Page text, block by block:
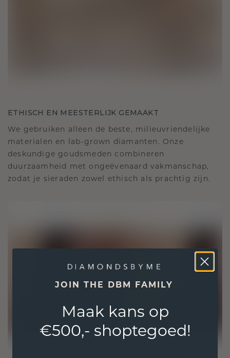
ETHISCH EN MEESTERLIJK GEMAAKT
We gebruiken alleen de beste, milieuvriendelijke
materialen en lab-grown diamanten. Onze
deskundige goudsmeden combineren
duurzaamheid met ongeëvenaard vakmanschap,
zodat je sieraden zowel ethisch als prachtig zijn.
JOIN THE DBM FAMILY
Maak kans op
€500,- shoptegoed!